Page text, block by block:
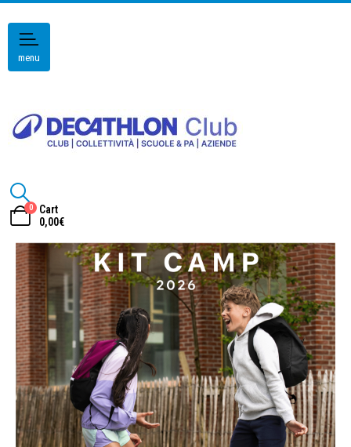
menu
0
Cart
0,00€